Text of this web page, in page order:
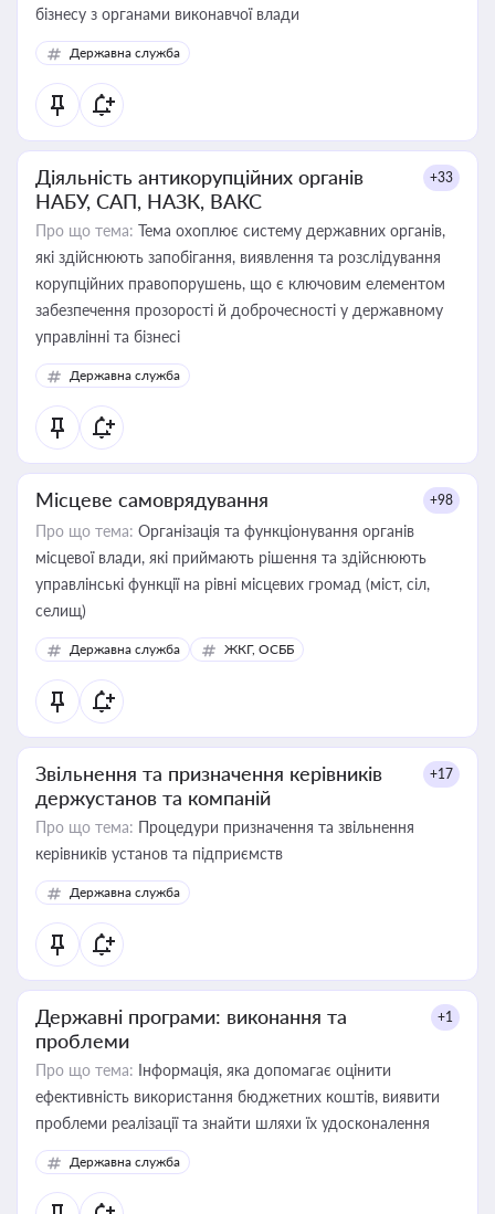
бізнесу з органами виконавчої влади
Державна служба
Діяльність антикорупційних органів
НАБУ, САП, НАЗК, ВАКС
+33
Про що тема: Тема охоплює систему державних органів,
які здійснюють запобігання, виявлення та розслідування
корупційних правопорушень, що є ключовим елементом
забезпечення прозорості й доброчесності у державному
управлінні та бізнесі
Державна служба
Місцеве самоврядування +98
Про що тема: Організація та функціонування органів
місцевої влади, які приймають рішення та здійснюють
управлінські функції на рівні місцевих громад (міст, сіл,
селищ)
Державна служба ЖКГ, ОСББ
Звільнення та призначення керівників
держустанов та компаній
+17
Про що тема: Процедури призначення та звільнення
керівників установ та підприємств
Державна служба
Державні програми: виконання та
проблеми
+1
Про що тема: Інформація, яка допомагає оцінити
ефективність використання бюджетних коштів, виявити
проблеми реалізації та знайти шляхи їх удосконалення
Державна служба